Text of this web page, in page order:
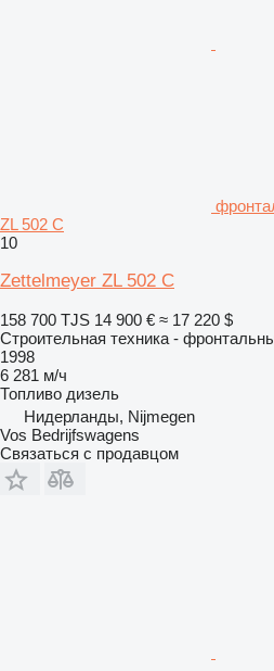
ZL 502 C
10
Zettelmeyer ZL 502 C
158 700 TJS 14 900 € ≈ 17 220 $
Строительная техника -
1998
6 281 м/ч
Топливо дизель
Нидерланды, Nijmegen
Vos Bedrijfswagens
Связаться с продавцом